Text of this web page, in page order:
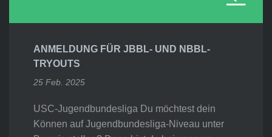
ANMELDUNG FÜR JBBL- UND NBBL-
TRYOUTS
25 Feb. 2025
USC-Jugendbundesliga Du möchtest dein
Können auf Jugendbundesliga-Niveau unter